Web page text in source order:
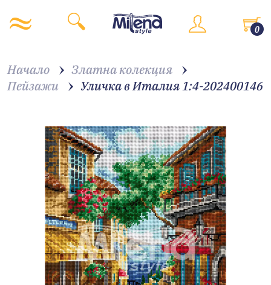
0
Начало
Златна колекция
Пейзажи
Уличка в Италия 1:4-202400146